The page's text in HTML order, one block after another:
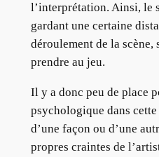
l’interprétation. Ainsi, le
gardant une certaine
déroulement de la scène,
prendre au jeu.
Il y a donc peu de place
psychologique dans
d’une façon ou d’une
propres craintes de